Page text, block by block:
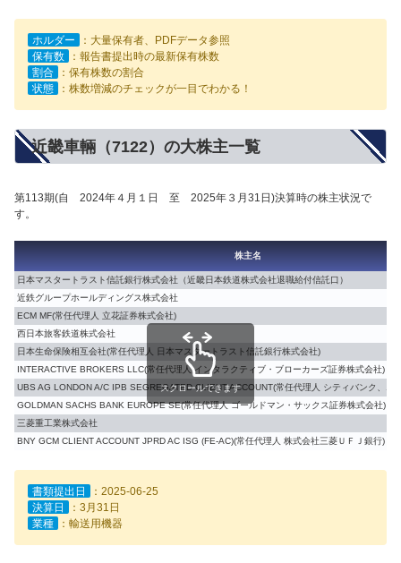
ホルダー
：大量保有者、PDFデータ参照
保有数
：報告書提出時の最新保有株数
割合
：保有株数の割合
状態
：株数増減のチェックが一目でわかる！
近畿車輛（7122）の大株主一覧
第113期(自 2024年４月１日 至 2025年３月31日)決算時の株主状況で
す。
株主名
日本マスタートラスト信託銀行株式会社（近畿日本鉄道株式会社退職給付信託口）
近鉄グループホールディングス株式会社
ECM MF(常任代理人 立花証券株式会社)
西日本旅客鉄道株式会社
日本生命保険相互会社(常任代理人 日本マスタートラスト信託銀行株式会社)
INTERACTIVE BROKERS LLC(常任代理人 インタラクティブ・ブローカーズ証券株式会社)
UBS AG LONDON A/C IPB SEGREGATED CLIENT ACCOUNT(常任代理人 シティバンク、
GOLDMAN SACHS BANK EUROPE SE(常任代理人 ゴールドマン・サックス証券株式会社)
三菱重工業株式会社
BNY GCM CLIENT ACCOUNT JPRD AC ISG (FE-AC)(常任代理人 株式会社三菱ＵＦＪ銀行)
スクロールできます
書類提出日
：2025-06-25
決算日
：3月31日
業種
：輸送用機器